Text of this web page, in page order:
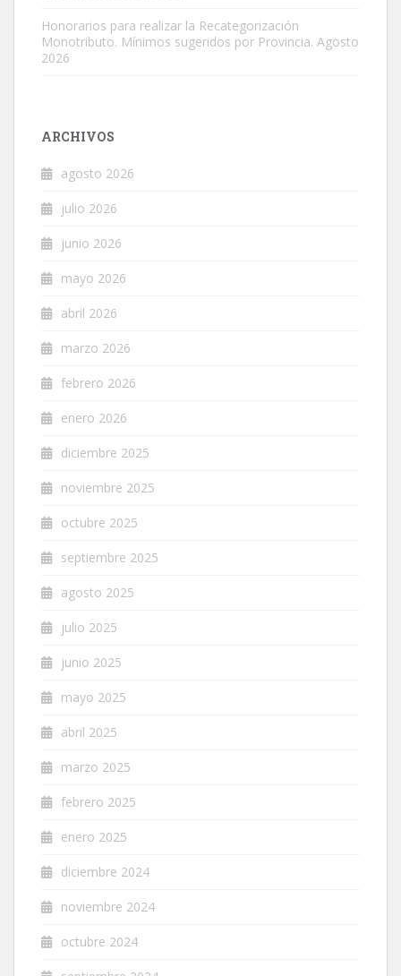
Honorarios para realizar la Recategorización
Monotributo. Mínimos sugeridos por Provincia. Agosto
2026
ARCHIVOS
agosto 2026
julio 2026
junio 2026
mayo 2026
abril 2026
marzo 2026
febrero 2026
enero 2026
diciembre 2025
noviembre 2025
octubre 2025
septiembre 2025
agosto 2025
julio 2025
junio 2025
mayo 2025
abril 2025
marzo 2025
febrero 2025
enero 2025
diciembre 2024
noviembre 2024
octubre 2024